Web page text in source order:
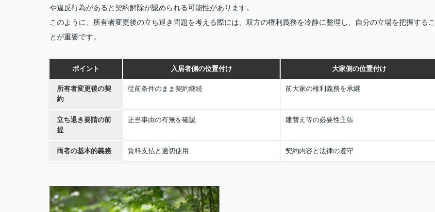
や違反行為があると契約解除が認められる可能性があります。
このように、所有者変更後の立ち退き問題を考える際には、双方の権利義務を冷静に整理し、自分の立場を把握するこ
とが重要です。
ポイント 入居者側の位置付け 大家側の位置付け
所有者変更後の契
約
従前条件のまま契約継続 前大家の権利義務を承継
立ち退き要請の前
提
正当事由の有無を確認 建替え等の必要性主張
両者の基本的義務 賃料支払と適切使用 契約内容と法律の遵守